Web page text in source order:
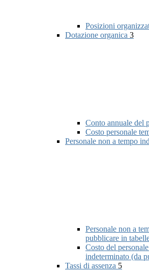
Posizioni
Dotazione organica 3
Conto annuale del
Costo personale
Personale non a tempo
Personale non a
pubblicare in
Costo del
indeterminato (da
Tassi di assenza 5